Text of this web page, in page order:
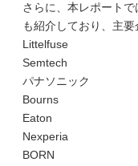
さらに、本レポート
も紹介しており、主
Littelfuse
Semtech
パナソニック
Bourns
Eaton
Nexperia
BORN